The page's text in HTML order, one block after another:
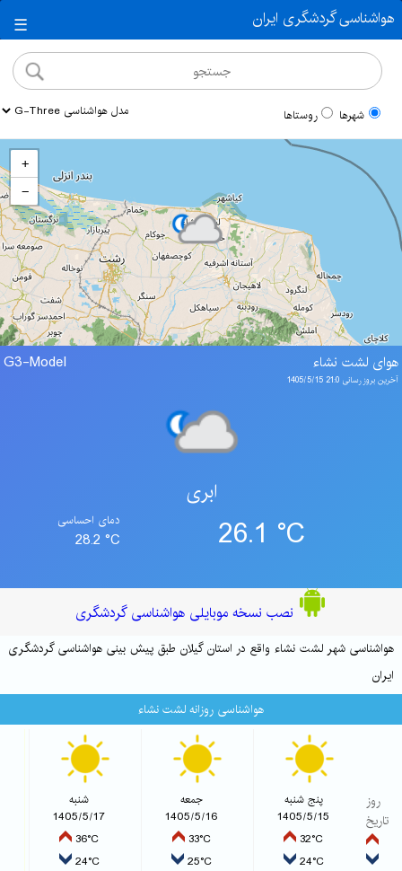
هواشناسی گردشگری ایران ☰
شهرها روستاها
+
−
هوای لشت نشاء G3-Model
آخرین بروز رسانی 21:0 1405/5/15
ابری
26.1 °C دمای احساسی
28.2 °C
نصب نسخه موبایلی هواشناسی گردشگری
هواشناسی شهر لشت نشاء واقع در استان گیلان طبق پیش بینی هواشناسی گردشگری
ایران
هواشناسی روزانه لشت نشاء
روز
تاریخ
پنج شنبه
1405/5/15
32°C
24°C
جمعه
1405/5/16
33°C
25°C
شنبه
1405/5/17
36°C
24°C